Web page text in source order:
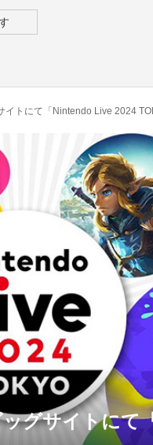
トにて「Nintendo Live 2024
グサイトに